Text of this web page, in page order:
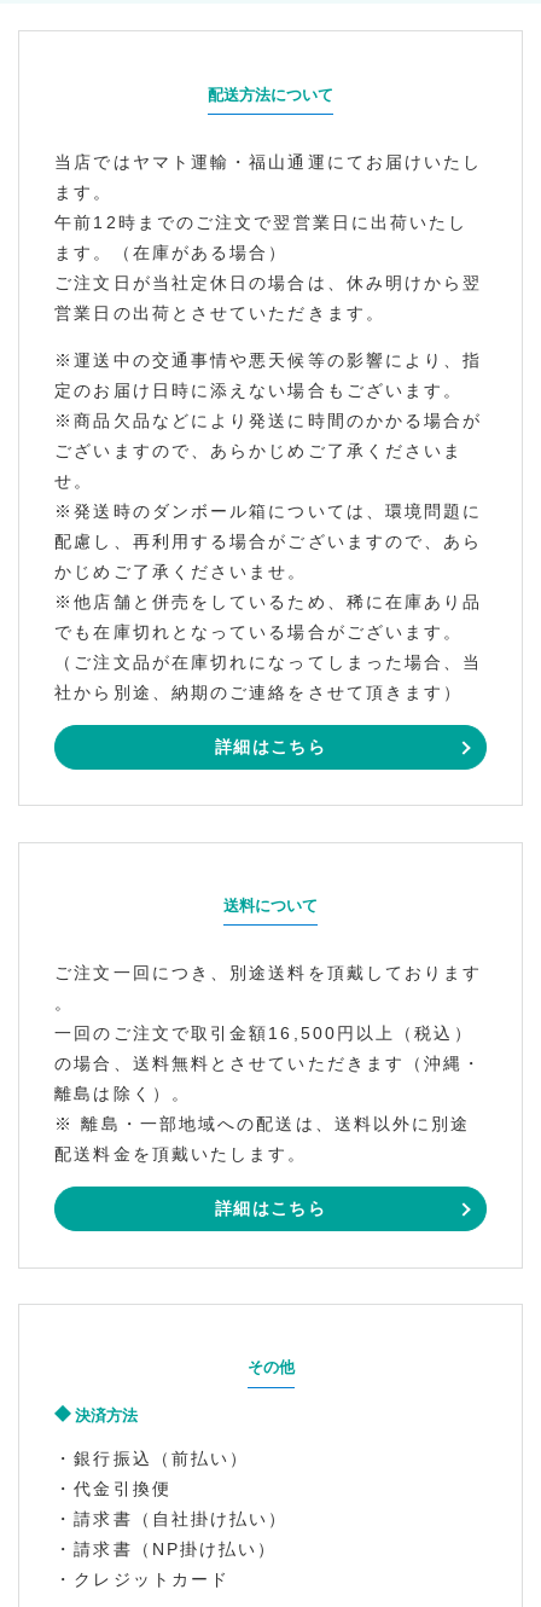
配送方法について
当店ではヤマト運輸・福山通運にてお届けいたし
ます。
午前12時までのご注文で翌営業日に出荷いたし
ます。（在庫がある場合）
ご注文日が当社定休日の場合は、休み明けから翌
営業日の出荷とさせていただきます。
※運送中の交通事情や悪天候等の影響により、指
定のお届け日時に添えない場合もございます。
※商品欠品などにより発送に時間のかかる場合が
ございますので、あらかじめご了承くださいま
せ。
※発送時のダンボール箱については、環境問題に
配慮し、再利用する場合がございますので、あら
かじめご了承くださいませ。
※他店舗と併売をしているため、稀に在庫あり品
でも在庫切れとなっている場合がございます。
（ご注文品が在庫切れになってしまった場合、当
社から別途、納期のご連絡をさせて頂きます）
詳細はこちら
送料について
ご注文一回につき、別途送料を頂戴しております
。
一回のご注文で取引金額16,500円以上（税込）
の場合、送料無料とさせていただきます（沖縄・
離島は除く）。
※ 離島・一部地域への配送は、送料以外に別途
配送料金を頂戴いたします。
詳細はこちら
その他
決済方法
・銀行振込（前払い）
・代金引換便
・請求書（自社掛け払い）
・請求書（NP掛け払い）
・クレジットカード